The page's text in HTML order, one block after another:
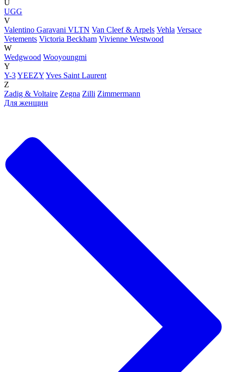
U
UGG
V
Valentino Garavani VLTN Van Cleef & Arpels Vehla Versace
Vetements Victoria Beckham Vivienne Westwood
W
Wedgwood Wooyoungmi
Y
Y-3YEEZYYves Saint Laurent
Z
Zadig & Voltaire Zegna Zilli Zimmermann
Для женщин